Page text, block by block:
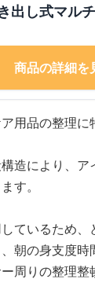
出し式マル
商品の詳細を
用品の整理
造により、
す。
ているため、
朝の身支度時
周りの整理整